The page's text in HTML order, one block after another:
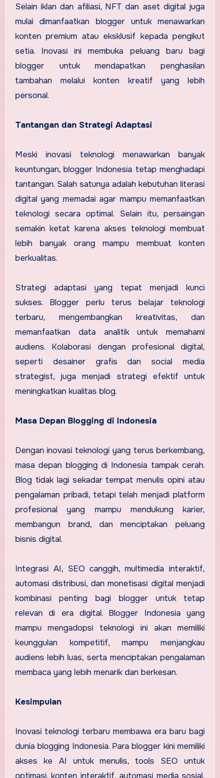
Selain iklan dan afiliasi, NFT dan aset digital juga
mulai dimanfaatkan blogger untuk menawarkan
konten premium atau eksklusif kepada pengikut
setia. Inovasi ini membuka peluang baru bagi
blogger untuk mendapatkan penghasilan
tambahan melalui konten kreatif yang lebih
personal.
Tantangan dan Strategi Adaptasi
Meski inovasi teknologi menawarkan banyak
keuntungan, blogger Indonesia tetap menghadapi
tantangan. Salah satunya adalah kebutuhan literasi
digital yang memadai agar mampu memanfaatkan
teknologi secara optimal. Selain itu, persaingan
semakin ketat karena akses teknologi membuat
lebih banyak orang mampu membuat konten
berkualitas.
Strategi adaptasi yang tepat menjadi kunci
sukses. Blogger perlu terus belajar teknologi
terbaru, mengembangkan kreativitas, dan
memanfaatkan data analitik untuk memahami
audiens. Kolaborasi dengan profesional digital,
seperti desainer grafis dan social media
strategist, juga menjadi strategi efektif untuk
meningkatkan kualitas blog.
Masa Depan Blogging di Indonesia
Dengan inovasi teknologi yang terus berkembang,
masa depan blogging di Indonesia tampak cerah.
Blog tidak lagi sekadar tempat menulis opini atau
pengalaman pribadi, tetapi telah menjadi platform
profesional yang mampu mendukung karier,
membangun brand, dan menciptakan peluang
bisnis digital.
Integrasi AI, SEO canggih, multimedia interaktif,
automasi distribusi, dan monetisasi digital menjadi
kombinasi penting bagi blogger untuk tetap
relevan di era digital. Blogger Indonesia yang
mampu mengadopsi teknologi ini akan memiliki
keunggulan kompetitif, mampu menjangkau
audiens lebih luas, serta menciptakan pengalaman
membaca yang lebih menarik dan berkesan.
Kesimpulan
Inovasi teknologi terbaru membawa era baru bagi
dunia blogging Indonesia. Para blogger kini memiliki
akses ke AI untuk menulis, tools SEO untuk
optimasi, konten interaktif, automasi media sosial,